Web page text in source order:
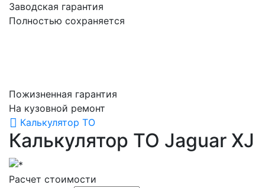
Заводская гарантия
Полностью сохраняется
Пожизненная гарантия
На кузовной ремонт
Калькулятор ТО
Калькулятор ТО Jaguar XJ
Расчет стоимости